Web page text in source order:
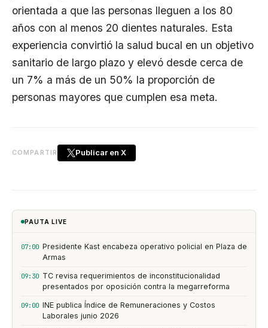
orientada a que las personas lleguen a los 80
años con al menos 20 dientes naturales. Esta
experiencia convirtió la salud bucal en un objetivo
sanitario de largo plazo y elevó desde cerca de
un 7% a más de un 50% la proporción de
personas mayores que cumplen esa meta.
COMPARTIR Publicar en X
PAUTA LIVE
07:00 Presidente Kast encabeza operativo policial en Plaza de
Armas
09:30 TC revisa requerimientos de inconstitucionalidad
presentados por oposición contra la megarreforma
09:00 INE publica Índice de Remuneraciones y Costos
Laborales junio 2026